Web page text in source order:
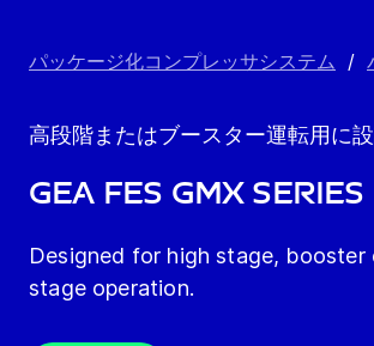
パッケージ化コンプレッサシステム /
高段階またはブースター運転用に
GEA FES GMX series
Designed for high stage, booster
stage operation.